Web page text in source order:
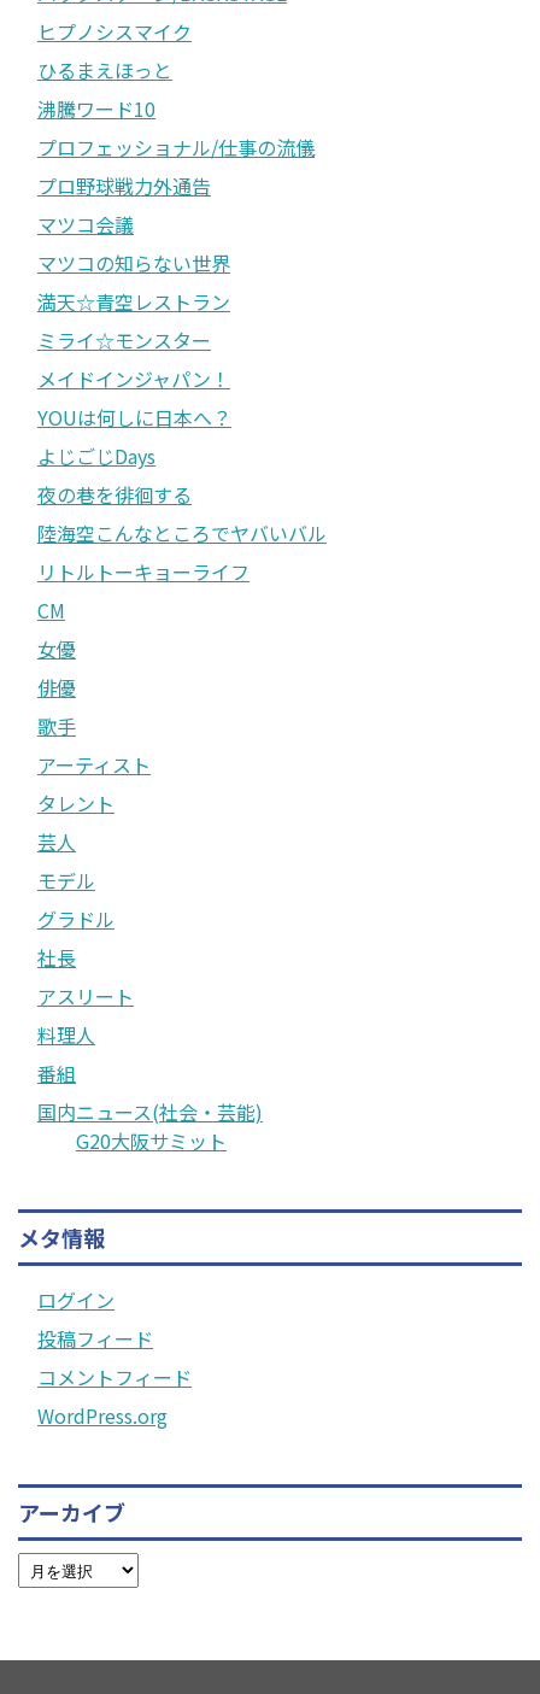
ヒプノシスマイク
ひるまえほっと
沸騰ワード10
プロフェッショナル/仕事の流儀
プロ野球戦力外通告
マツコ会議
マツコの知らない世界
満天☆青空レストラン
ミライ☆モンスター
メイドインジャパン！
YOUは何しに日本へ？
よじごじDays
夜の巷を徘徊する
陸海空こんなところでヤバいバル
リトルトーキョーライフ
CM
女優
俳優
歌手
アーティスト
タレント
芸人
モデル
グラドル
社長
アスリート
料理人
番組
国内ニュース(社会・芸能)
G20大阪サミット
メタ情報
ログイン
投稿フィード
コメントフィード
WordPress.org
アーカイブ